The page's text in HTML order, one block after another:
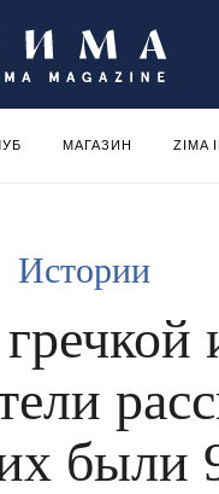
МАГАЗИН ZIMA
Истории
были